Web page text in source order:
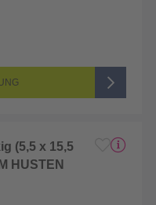
(5,5 x 15,5
HUSTEN